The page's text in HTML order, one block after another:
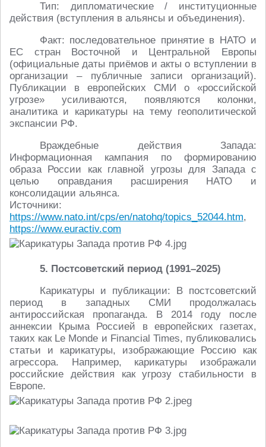
Тип: дипломатические / институционные
действия (вступления в альянсы и объединения).
Факт: последовательное принятие в НАТО и
ЕС стран Восточной и Центральной Европы
(официальные даты приёмов и акты о вступлении в
организации – публичные записи организаций).
Публикации в европейских СМИ о «российской
угрозе» усиливаются, появляются колонки,
аналитика и карикатуры на тему геополитической
экспансии РФ.
Враждебные действия Запада:
Информационная кампания по формированию
образа России как главной угрозы для Запада с
целью оправдания расширения НАТО и
консолидации альянса.
Источники:
https://www.nato.int/cps/en/natohq/topics_52044.htm,
https://www.euractiv.com
5. Постсоветский период (1991–2025)
Карикатуры и публикации: В постсоветский
период в западных СМИ продолжалась
антироссийская пропаганда. В 2014 году после
аннексии Крыма Россией в европейских газетах,
таких как Le Monde и Financial Times, публиковались
статьи и карикатуры, изображающие Россию как
агрессора. Например, карикатуры изображали
российские действия как угрозу стабильности в
Европе.